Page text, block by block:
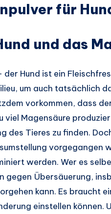
für
und das
der Hund ist ein
um auch tatsächlich
vorkommen, dass
viel Magensäure
des Tieres zu finden.
vorgegangen
werden. Wer es
gegen Übersäuerung,
kann. Es braucht
einstellen können.